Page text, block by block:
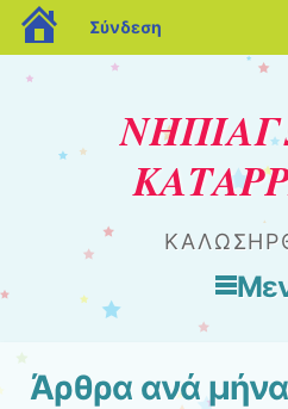
blogs.sch.gr
Σύνδεση
Μετάβαση στο περιεχόμενο
Άρθρα ανά